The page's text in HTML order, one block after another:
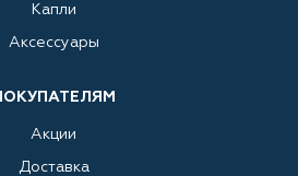
Капли
Аксессуары
Акции
Доставка